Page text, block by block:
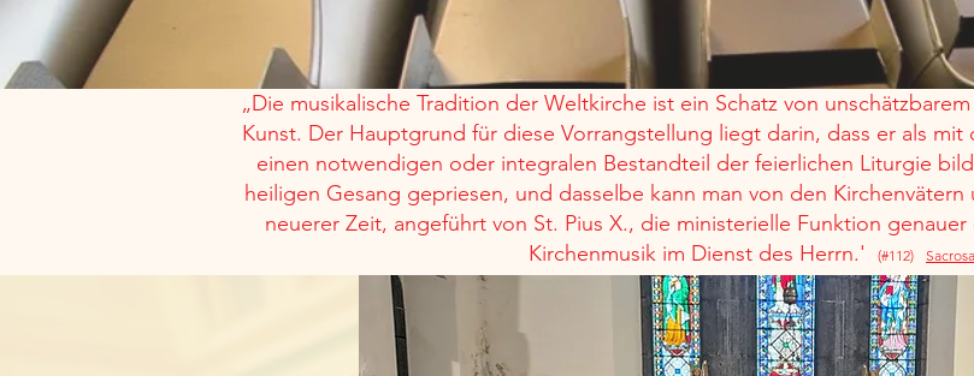
„Die musikalische Tradition der Weltkirche ist ein Schatz von
Kunst. Der Hauptgrund für diese Vorrangstellung liegt darin, dass er als
einen notwendigen oder integralen Bestandteil der feierlichen Liturgie
heiligen Gesang gepriesen, und dasselbe kann man von den
neuerer Zeit, angeführt von St. Pius X., die ministerielle Funktion
Kirchenmusik im Dienst des Herrn.'
(#112)